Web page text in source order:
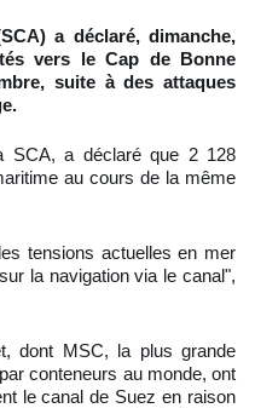
a déclaré, dimanche,
vers le Cap de Bonne
suite à des attaques
SCA, a déclaré que 2 128
au cours de la même
tensions actuelles en mer
la navigation via le canal",
dont MSC, la plus grande
conteneurs au monde, ont
le canal de Suez en raison